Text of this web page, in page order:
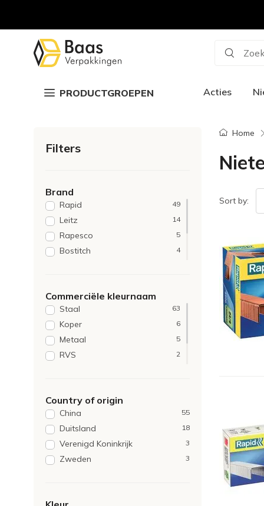
PRODUCTGROEPEN Acties
Filters
Brand
Rapid 49
Leitz 14
Rapesco 5
Bostitch 4
Quantore
Commerciële kleurnaam
Staal 63
Koper 6
Metaal 5
RVS 2
Country of origin
China 55
Duitsland 18
Verenigd Koninkrijk 3
Zweden 3
Home
Sort by: